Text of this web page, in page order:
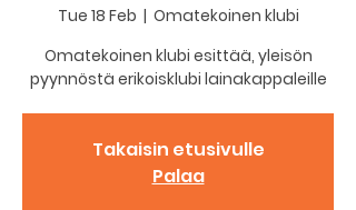
Tue 18 Feb
  |
Omatekoinen klubi
Omatekoinen klubi esittää, yleisön
pyynnöstä erikoisklubi lainakappaleille
Takaisin etusivulle
Palaa